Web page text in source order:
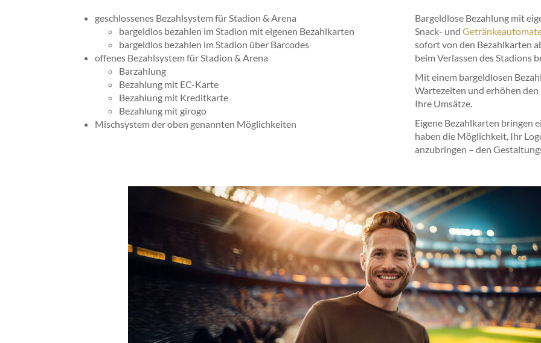
geschlossenes Bezahlsystem für Stadion & Arena
bargeldlos bezahlen im Stadion mit eigenen Bezahlkarten
bargeldlos bezahlen im Stadion über Barcodes
offenes Bezahlsystem für Stadion & Arena
Barzahlung
Bezahlung mit EC-Karte
Bezahlung mit Kreditkarte
Bezahlung mit girogo
Mischsystem der oben genannten Möglichkeiten
Bargeldlose Bezahlung mit
Snack- und
sofort von den Bezahlkarten
beim Verlassen des Stadions
Mit einem bargeldlosen
Wartezeiten und erhöhen
Ihre Umsätze.
Eigene Bezahlkarten bringen
haben die Möglichkeit, Ihr
anzubringen – den